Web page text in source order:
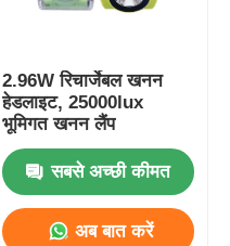
2.96W रिचार्जेबल खनन
हेडलाइट, 25000lux
भूमिगत खनन लैंप
सबसे अच्छी कीमत
अब बात करें